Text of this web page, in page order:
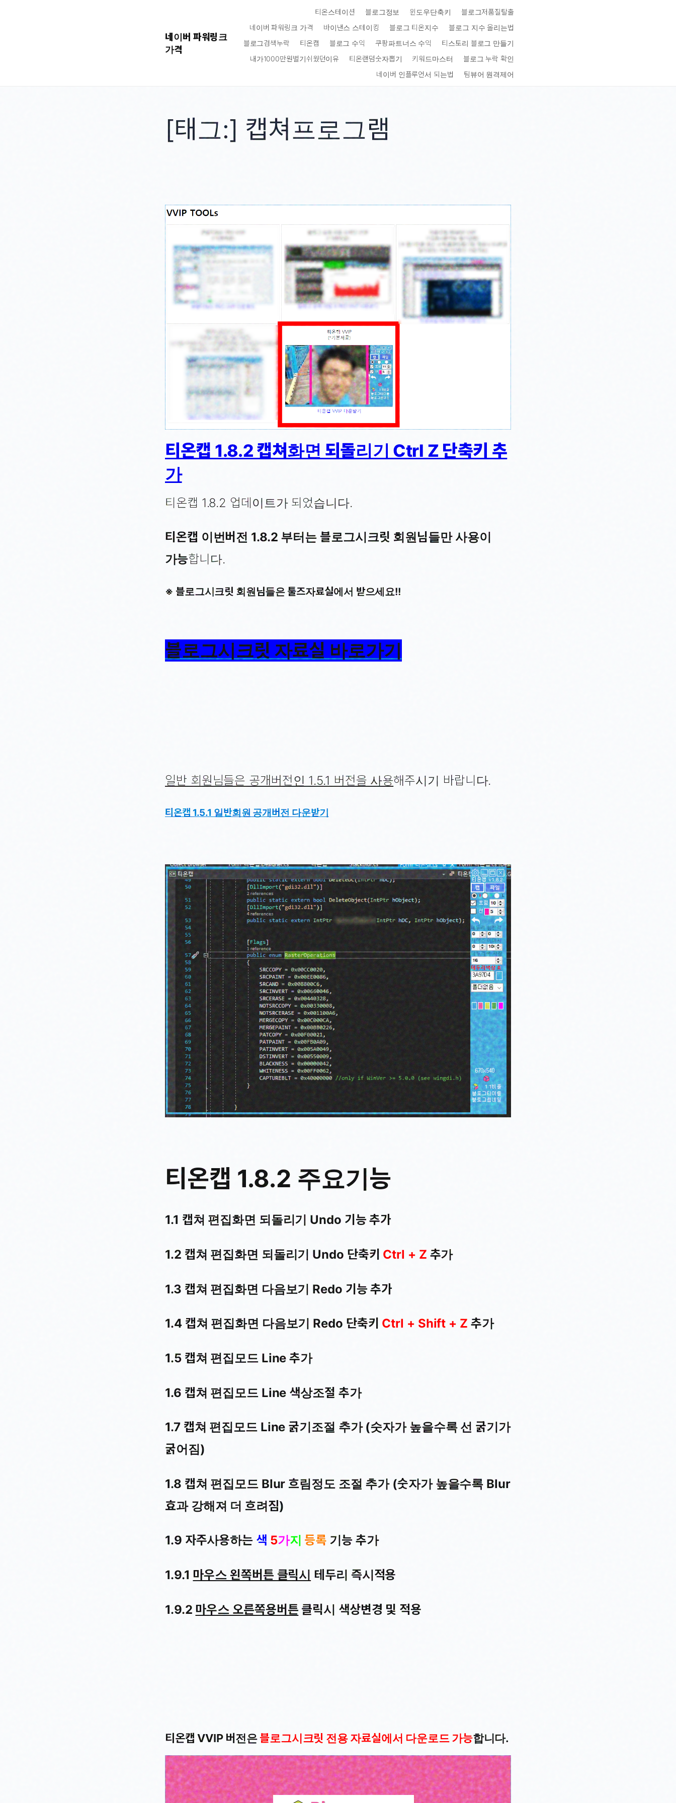
네이버 파워링크
가격
티온스테이션 블로그정보 윈도우단축키
블로그저품질탈출
네이버 파워링크 가격
바이낸스 스테이킹 블로그 티온지수
블로그 지수 올리는법
블로그검색누락
티온캡 블로그 수익 쿠팡파트너스 수익
티스토리 블로그 만들기
내가1000만원벌기쉬웠던이유
티온랜덤숫자뽑기 키워드마스터
블로그 누락 확인
네이버 인플루언서 되는법
팀뷰어 원격제어
[태그:] 캡쳐프로그램
티온캡 1.8.2 캡쳐화면 되돌리기 Ctrl Z 단축키 추
가
티온캡 1.8.2 업데이트가 되었습니다.
티온캡 이번버전 1.8.2 부터는 블로그시크릿 회원님들만 사용이
가능합니다.
※ 블로그시크릿 회원님들은 툴즈자료실에서 받으세요!!
블로그시크릿 자료실 바로가기
일반 회원님들은 공개버전인 1.5.1 버전을 사용해주시기 바랍니다.
티온캡 1.5.1 일반회원 공개버전 다운받기
티온캡 1.8.2 주요기능
1.1 캡쳐 편집화면 되돌리기 Undo 기능 추가
1.2 캡쳐 편집화면 되돌리기 Undo 단축키 Ctrl + Z 추가
1.3 캡쳐 편집화면 다음보기 Redo 기능 추가
1.4 캡쳐 편집화면 다음보기 Redo 단축키 Ctrl + Shift + Z 추가
1.5 캡쳐 편집모드 Line 추가
1.6 캡쳐 편집모드 Line 색상조절 추가
1.7 캡쳐 편집모드 Line 굵기조절 추가 (숫자가 높을수록 선 굵기가
굵어짐)
1.8 캡쳐 편집모드 Blur 흐림정도 조절 추가 (숫자가 높을수록 Blur
효과 강해져 더 흐려짐)
1.9 자주사용하는 색 5가지 등록 기능 추가
1.9.1 마우스 왼쪽버튼 클릭시 테두리 즉시적용
1.9.2 마우스 오른쪽용버튼 클릭시 색상변경 및 적용
티온캡 VVIP 버전은블로그시크릿 전용 자료실에서 다운로드 가능합니다.